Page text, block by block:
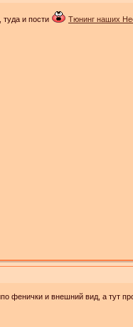
туда и пости Тюнинг наших
фенички и внешний вид, а тут